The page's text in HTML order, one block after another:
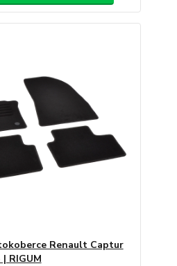
Renault Captur
RIGUM